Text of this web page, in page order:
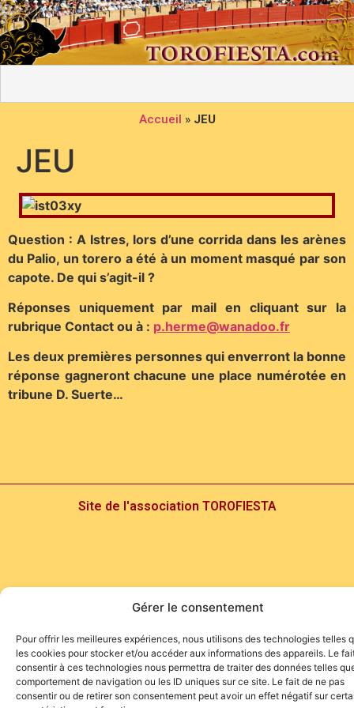
Gérer le consentement
Pour offrir les meilleures expériences, nous utilisons des technologies telles
les cookies pour stocker et/ou accéder aux informations des appareils. Le
consentir à ces technologies nous permettra de traiter des données telles
comportement de navigation ou les ID uniques sur ce site. Le fait de ne pas
consentir ou de retirer son consentement peut avoir un effet négatif sur
Accueil » JEU
JEU
Question : A Istres, lors d’une corrida dans les arènes
du Palio, un torero a été à un moment masqué par son
capote. De qui s’agit-il ?
Réponses uniquement par mail en cliquant sur la
rubrique Contact ou à : p.herme@wanadoo.fr
Les deux premières personnes qui enverront la bonne
réponse gagneront chacune une place numérotée en
tribune D. Suerte…
Site de l'association TOROFIESTA